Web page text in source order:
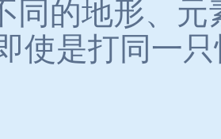
同的地形、
使是打同一